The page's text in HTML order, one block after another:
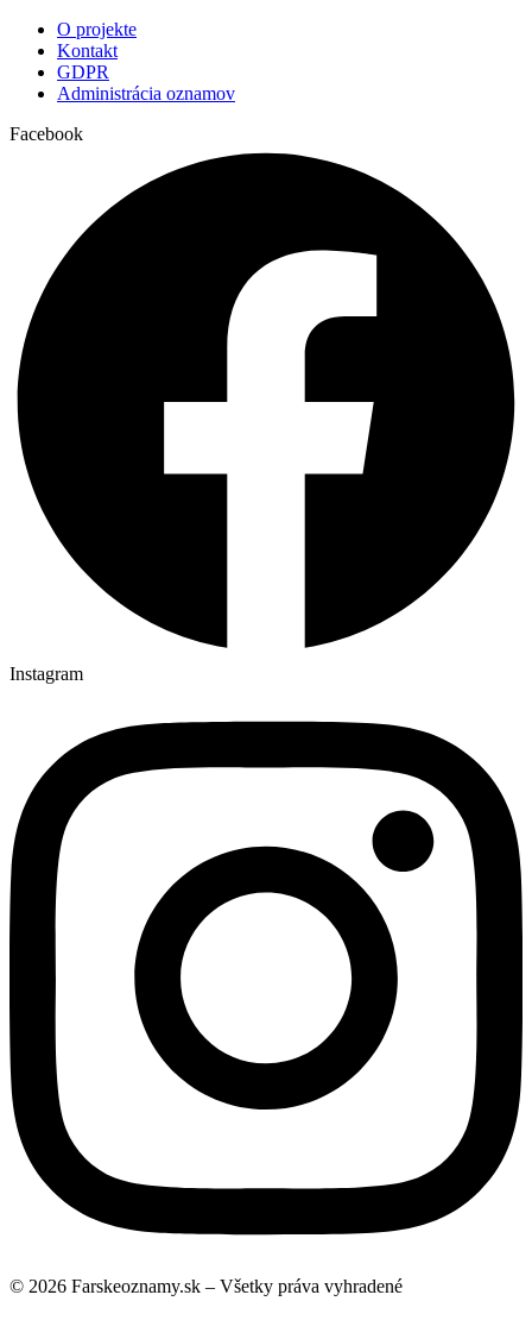
O projekte
Kontakt
GDPR
Administrácia oznamov
Facebook
Instagram
© 2026 Farskeoznamy.sk – Všetky práva vyhradené